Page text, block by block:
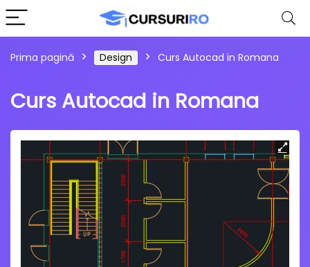
Prima pagină Design Curs Autocad in Romana
Curs Autocad in Romana